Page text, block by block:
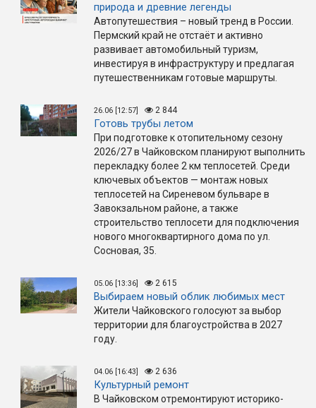
природа и древние легенды
Автопутешествия – новый тренд в России.
Пермский край не отстаёт и активно
развивает автомобильный туризм,
инвестируя в инфраструктуру и предлагая
путешественникам готовые маршруты.
26.06 [12:57] 2 844
Готовь трубы летом
При подготовке к отопительному сезону
2026/27 в Чайковском планируют выполнить
перекладку более 2 км теплосетей. Среди
ключевых объектов — монтаж новых
теплосетей на Сиреневом бульваре в
Завокзальном районе, а также
строительство теплосети для подключения
нового многоквартирного дома по ул.
Сосновая, 35.
05.06 [13:36] 2 615
Выбираем новый облик любимых мест
Жители Чайковского голосуют за выбор
территории для благоустройства в 2027
году.
04.06 [16:43] 2 636
Культурный ремонт
В Чайковском отремонтируют историко-